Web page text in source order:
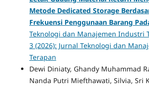
Metode Dedicated Storage
Frekuensi Penggunaan Barang
Teknologi dan Manajemen Industri
3 (2026): Jurnal Teknologi dan
Terapan
Dewi Diniaty, Ghandy Muhammad
Nanda Putri Miefthawati, Silvia, Sri